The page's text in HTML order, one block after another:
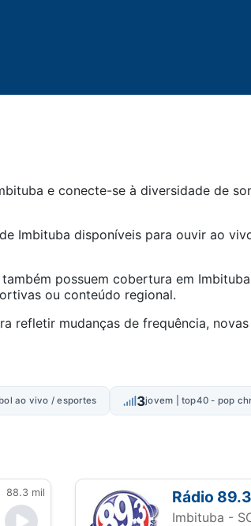
e conecte-se à diversidade de
Imbituba disponíveis para ouvir ao
possuem cobertura em Imbituba
ou conteúdo regional.
refletir mudanças de frequência,
ao vivo / esportes 3jovem | top40 - pop
88.3 mil Rádio
Imbituba -